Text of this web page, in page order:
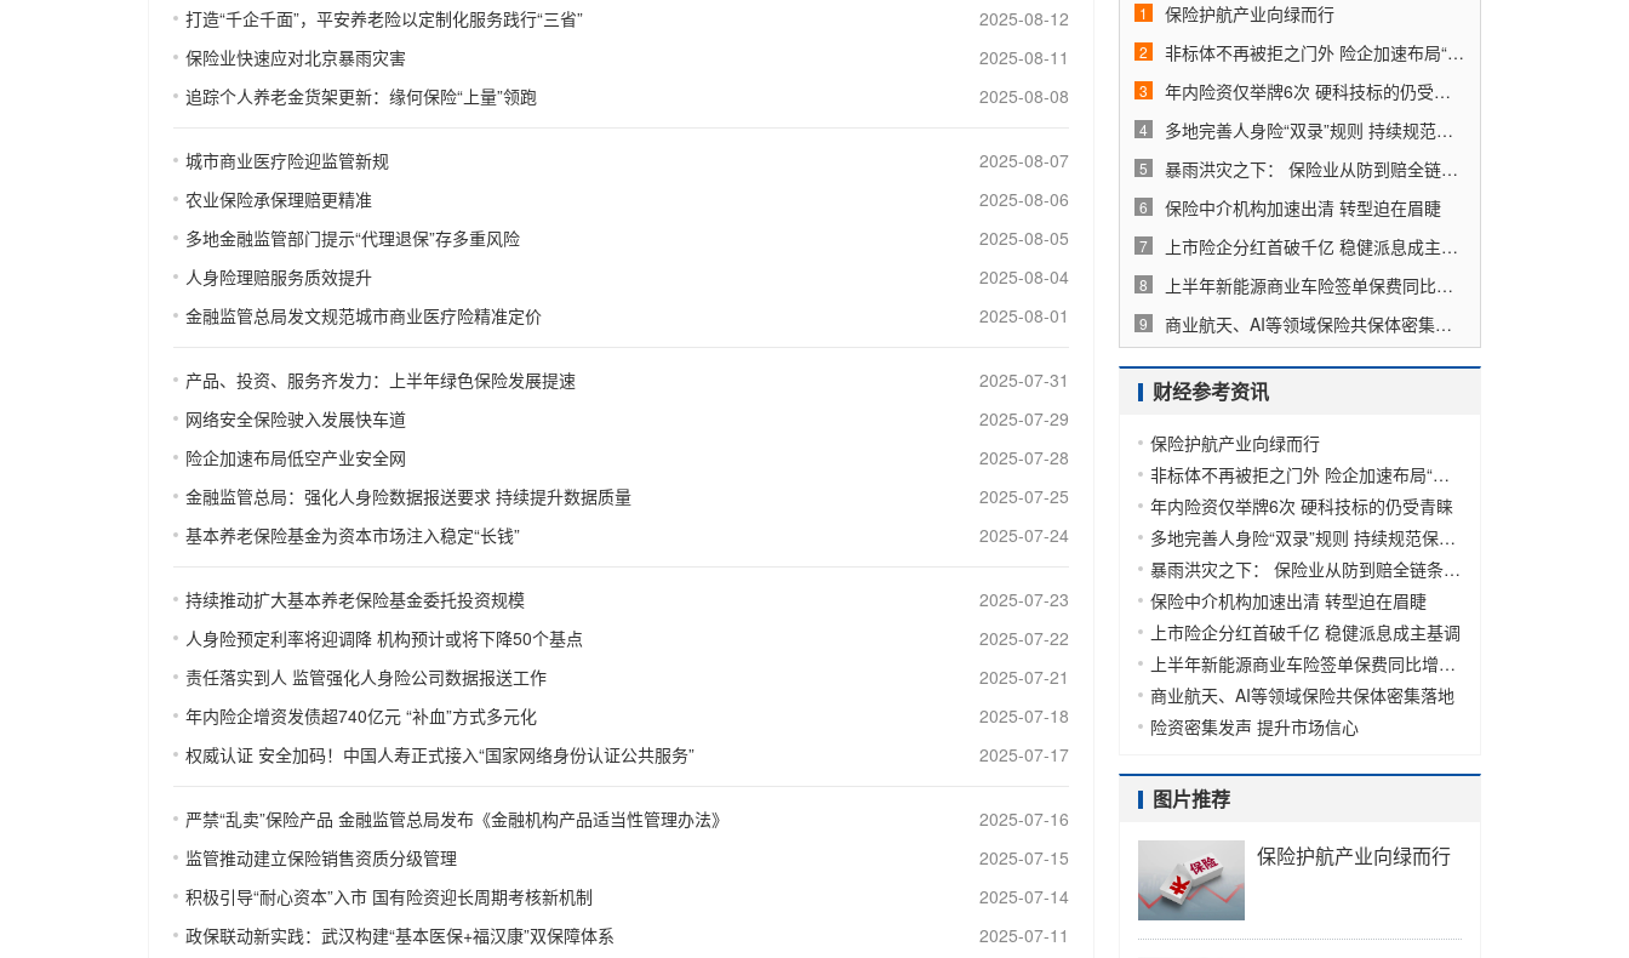
2025-08-12
打造“千企千面”，平安养老险以定制化服务践行“三省”
2025-08-11
保险业快速应对北京暴雨灾害
2025-08-08
追踪个人养老金货架更新：缘何保险“上量”领跑
2025-08-07
城市商业医疗险迎监管新规
2025-08-06
农业保险承保理赔更精准
2025-08-05
多地金融监管部门提示“代理退保”存多重风险
2025-08-04
人身险理赔服务质效提升
2025-08-01
金融监管总局发文规范城市商业医疗险精准定价
2025-07-31
产品、投资、服务齐发力：上半年绿色保险发展提速
2025-07-29
网络安全保险驶入发展快车道
2025-07-28
险企加速布局低空产业安全网
2025-07-25
金融监管总局：强化人身险数据报送要求 持续提升数据质量
2025-07-24
基本养老保险基金为资本市场注入稳定“长钱”
2025-07-23
持续推动扩大基本养老保险基金委托投资规模
2025-07-22
人身险预定利率将迎调降 机构预计或将下降50个基点
2025-07-21
责任落实到人 监管强化人身险公司数据报送工作
2025-07-18
年内险企增资发债超740亿元 “补血”方式多元化
2025-07-17
权威认证 安全加码！中国人寿正式接入“国家网络身份认证公共服务”
2025-07-16
严禁“乱卖”保险产品 金融监管总局发布《金融机构产品适当性管理办法》
2025-07-15
监管推动建立保险销售资质分级管理
2025-07-14
积极引导“耐心资本”入市 国有险资迎长周期考核新机制
2025-07-11
政保联动新实践：武汉构建“基本医保+福汉康”双保障体系
1 保险护航产业向绿而行
2 非标体不再被拒之门外 险企加速布局“管好健康”
3 年内险资仅举牌6次 硬科技标的仍受青睐
4 多地完善人身险“双录”规则 持续规范保险销售行为
5 暴雨洪灾之下： 保险业从防到赔全链条守护
6 保险中介机构加速出清 转型迫在眉睫
7 上市险企分红首破千亿 稳健派息成主基调
8 上半年新能源商业车险签单保费同比增长18.5%
9 商业航天、AI等领域保险共保体密集落地
财经参考资讯
保险护航产业向绿而行
非标体不再被拒之门外 险企加速布局“管好健康”
年内险资仅举牌6次 硬科技标的仍受青睐
多地完善人身险“双录”规则 持续规范保险销售行为
暴雨洪灾之下： 保险业从防到赔全链条守护
保险中介机构加速出清 转型迫在眉睫
上市险企分红首破千亿 稳健派息成主基调
上半年新能源商业车险签单保费同比增长18.5%
商业航天、AI等领域保险共保体密集落地
险资密集发声 提升市场信心
图片推荐
保险护航产业向绿而行